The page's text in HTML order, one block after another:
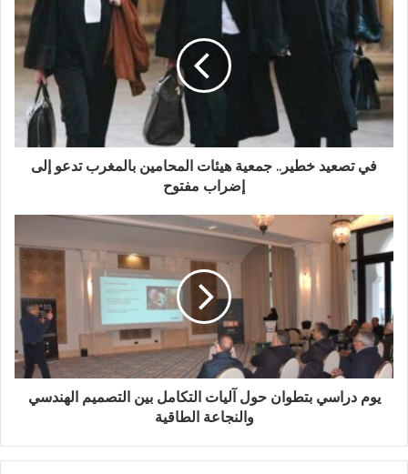
في تصعيد خطير.. جمعية هيئات المحامين بالمغرب تدعو إلى
إضراب مفتوح
يوم دراسي بتطوان حول آليات التكامل بين التصميم الهندسي
والنجاعة الطاقية